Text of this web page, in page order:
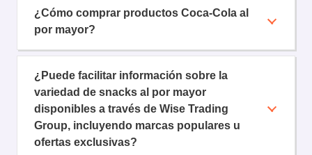
¿Cómo comprar productos Coca-Cola al
por mayor?
¿Puede facilitar información sobre la
variedad de snacks al por mayor
disponibles a través de Wise Trading
Group, incluyendo marcas populares u
ofertas exclusivas?